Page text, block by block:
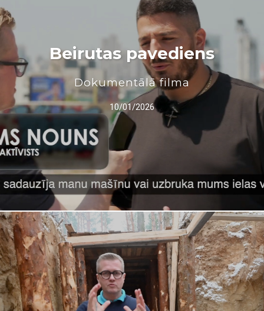
Beirutas pavediens
Dokumentālā filma
10/01/2026